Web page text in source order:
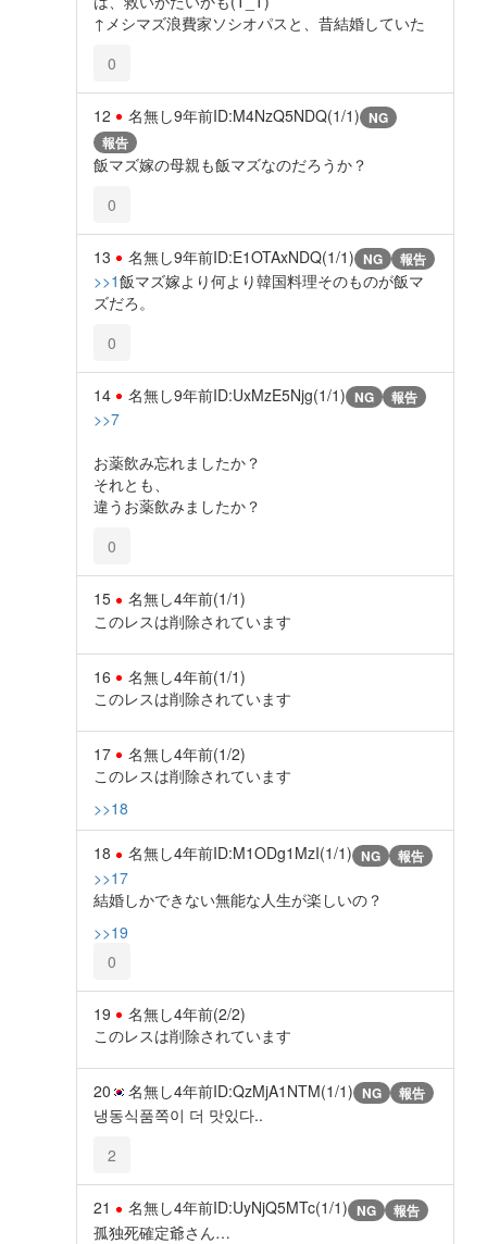
↑メシマズ浪費家ソシオパスと、昔結婚していた
0
12 名無し9年前ID:M4NzQ5NDQ(1/1) NG
報告
飯マズ嫁の母親も飯マズなのだろうか？
0
13 名無し9年前ID:E1OTAxNDQ(1/1) NG 報告
>>1飯マズ嫁より何より韓国料理そのものが飯マ
ズだろ。
0
14 名無し9年前ID:UxMzE5Njg(1/1) NG 報告
>>7
お薬飲み忘れましたか？
それとも、
違うお薬飲みましたか？
0
15 名無し4年前(1/1)
このレスは削除されています
16 名無し4年前(1/1)
このレスは削除されています
17 名無し4年前(1/2)
このレスは削除されています
>>18
18 名無し4年前ID:M1ODg1MzI(1/1) NG 報告
>>17
結婚しかできない無能な人生が楽しいの？
>>19
0
19 名無し4年前(2/2)
このレスは削除されています
20 名無し4年前ID:QzMjA1NTM(1/1) NG 報告
냉동식품쪽이 더 맛있다..
2
21 名無し4年前ID:UyNjQ5MTc(1/1) NG 報告
孤独死確定爺さん…